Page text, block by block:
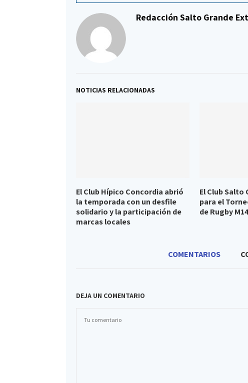
Redacción Salto Grande
NOTICIAS RELACIONADAS
El Club Hípico Concordia abrió
la temporada con un desfile
solidario y la participación de
marcas locales
El Club Salto
para el
de Rugby
COMENTARIOS
DEJA UN COMENTARIO